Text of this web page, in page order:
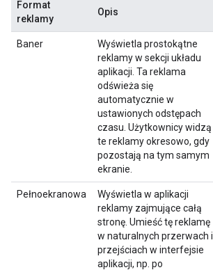
Format
reklamy
Opis
Baner
Wyświetla prostokątne
reklamy w sekcji układu
aplikacji. Ta reklama
odświeża się
automatycznie w
ustawionych odstępach
czasu. Użytkownicy widzą
te reklamy okresowo, gdy
pozostają na tym samym
ekranie.
Pełnoekranowa
Wyświetla w aplikacji
reklamy zajmujące całą
stronę. Umieść tę reklamę
w naturalnych przerwach i
przejściach w interfejsie
aplikacji, np. po